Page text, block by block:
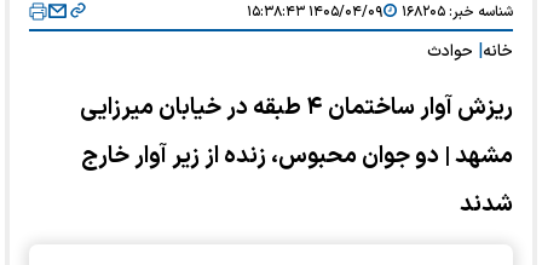
شناسه خبر:۱۶۸۲۰۵ ۱۴۰۵/۰۴/۰۹ ۱۵:۳۸:۴۳
خانه حوادث
ریزش آوار ساختمان ۴ طبقه در خیابان میرزایی
مشهد | دو جوان محبوس، زنده از زیر آوار خارج
شدند